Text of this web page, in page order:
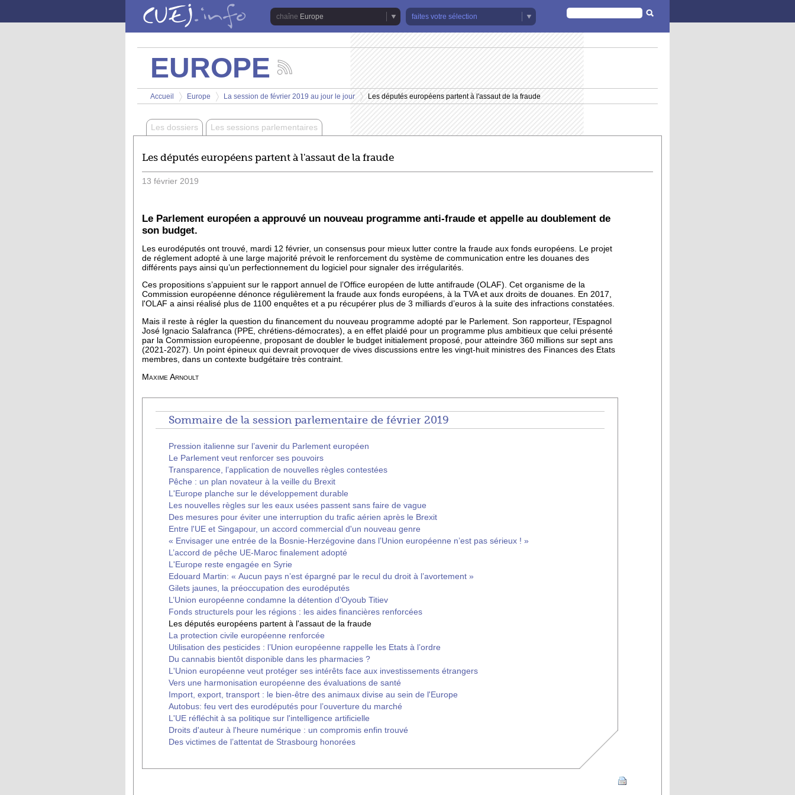
Europe
faites votre sélection
FORMULAIRE
DE
RECHERCHE
EUROPE
les
actualités
de
chaîne
Europe
Vous êtes ici
Accueil
>
Europe
>
La session de février 2019 au jour le jour
>
Les députés européens partent à l'assaut de la fraude
Les dossiers Les sessions parlementaires
Les députés européens partent à l'assaut de la fraude
13 février 2019
Le Parlement européen a approuvé un nouveau programme anti-fraude et appelle au doublement de
son budget.
Les eurodéputés ont trouvé, mardi 12 février, un consensus pour mieux lutter contre la fraude aux fonds européens. Le projet
de réglement adopté à une large majorité prévoit le renforcement du système de communication entre les douanes des
différents pays ainsi qu’un perfectionnement du logiciel pour signaler des irrégularités.
Ces propositions s’appuient sur le rapport annuel de l’Office européen de lutte antifraude (OLAF). Cet organisme de la
Commission européenne dénonce régulièrement la fraude aux fonds européens, à la TVA et aux droits de douanes. En 2017,
l'OLAF a ainsi réalisé plus de 1100 enquêtes et a pu récupérer plus de 3 milliards d’euros à la suite des infractions constatées.
Mais il reste à régler la question du financement du nouveau programme adopté par le Parlement. Son rapporteur, l'Espagnol
José Ignacio Salafranca (PPE, chrétiens-démocrates), a en effet plaidé pour un programme plus ambitieux que celui présenté
par la Commission européenne, proposant de doubler le budget initialement proposé, pour atteindre 360 millions sur sept ans
(2021-2027). Un point épineux qui devrait provoquer de vives discussions entre les vingt-huit ministres des Finances des Etats
membres, dans un contexte budgétaire très contraint.
Maxime Arnoult
Sommaire de la session parlementaire de février 2019
Pression italienne sur l’avenir du Parlement européen
Le Parlement veut renforcer ses pouvoirs
Transparence, l’application de nouvelles règles contestées
Pêche : un plan novateur à la veille du Brexit
L'Europe planche sur le développement durable
Les nouvelles règles sur les eaux usées passent sans faire de vague
Des mesures pour éviter une interruption du trafic aérien après le Brexit
Entre l'UE et Singapour, un accord commercial d'un nouveau genre
« Envisager une entrée de la Bosnie-Herzégovine dans l’Union européenne n’est pas sérieux ! »
L’accord de pêche UE-Maroc finalement adopté
L'Europe reste engagée en Syrie
Edouard Martin: « Aucun pays n’est épargné par le recul du droit à l’avortement »
Gilets jaunes, la préoccupation des eurodéputés
L’Union européenne condamne la détention d’Oyoub Titiev
Fonds structurels pour les régions : les aides financières renforcées
Les députés européens partent à l'assaut de la fraude
La protection civile européenne renforcée
Utilisation des pesticides : l’Union européenne rappelle les Etats à l’ordre
Du cannabis bientôt disponible dans les pharmacies ?
L'Union européenne veut protéger ses intérêts face aux investissements étrangers
Vers une harmonisation européenne des évaluations de santé
Import, export, transport : le bien-être des animaux divise au sein de l'Europe
Autobus: feu vert des eurodéputés pour l’ouverture du marché
L'UE réfléchit à sa politique sur l'intelligence artificielle
Droits d'auteur à l'heure numérique : un compromis enfin trouvé
Des victimes de l’attentat de Strasbourg honorées